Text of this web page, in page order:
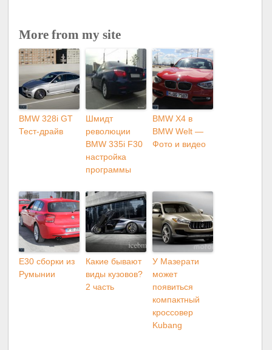
More from my site
BMW 328i GT
Тест-драйв
Шмидт
революции
BMW 335i F30
настройка
программы
BMW X4 в
BMW Welt —
Фото и видео
E30 сборки из
Румынии
Какие бывают
виды кузовов?
2 часть
У Мазерати
может
появиться
компактный
кроссовер
Kubang